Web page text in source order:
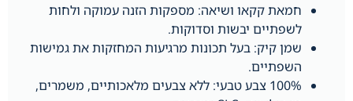
חמאת קקאו ושיאה: מספקות הזנה עמוקה ולחות
לשפתיים יבשות וסדוקות.
שמן קיק: בעל תכונות מרגיעות המחזקות את גמישות
השפתיים.
100% צבע טבעי: ללא צבעים מלאכותיים, משמרים,